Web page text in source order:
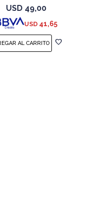
2m MQGH2AM
USD 49,00
USD 41,65